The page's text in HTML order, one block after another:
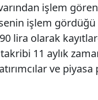
işlem
işlem gördüğü
lira olarak
takribi 11 aylık
ve